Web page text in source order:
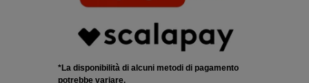
*La disponibilità di alcuni metodi di pagamento
potrebbe variare.